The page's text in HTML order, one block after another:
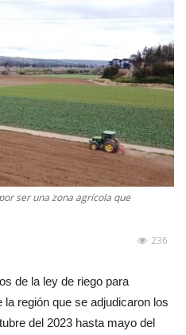
ser una zona agrícola que
236
de la ley de riego para
región que se adjudicaron los
del 2023 hasta mayo del